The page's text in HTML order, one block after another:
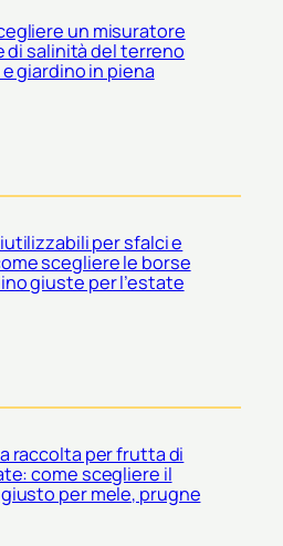
un misuratore
di salinità del terreno
giardino in piena
per sfalci e
scegliere le borse
giuste per l’estate
raccolta per frutta di
come scegliere il
per mele, prugne